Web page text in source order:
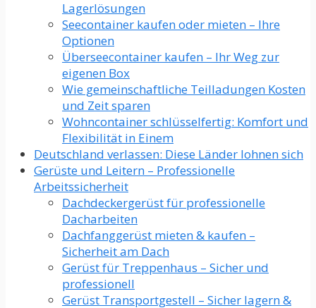
Lagerlösungen
Seecontainer kaufen oder mieten – Ihre
Optionen
Überseecontainer kaufen – Ihr Weg zur
eigenen Box
Wie gemeinschaftliche Teilladungen Kosten
und Zeit sparen
Wohncontainer schlüsselfertig: Komfort und
Flexibilität in Einem
Deutschland verlassen: Diese Länder lohnen sich
Gerüste und Leitern – Professionelle
Arbeitssicherheit
Dachdeckergerüst für professionelle
Dacharbeiten
Dachfanggerüst mieten & kaufen –
Sicherheit am Dach
Gerüst für Treppenhaus – Sicher und
professionell
Gerüst Transportgestell – Sicher lagern &